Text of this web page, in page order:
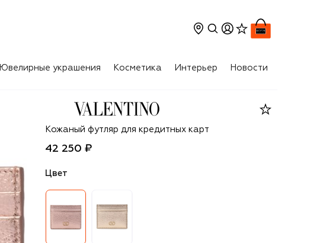
Ювелирные украшения Косметика Интерьер Новости
Valentino
Кожаный футляр для кредитных карт
42 250 ₽
Цвет